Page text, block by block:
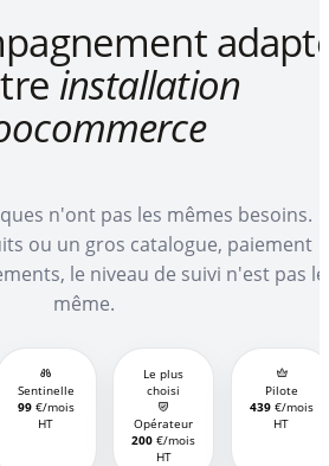
installation
n'ont pas les mêmes besoins.
ou un gros catalogue, paiement
le niveau de suivi n'est pas le
même.
Sentinelle
99€/mois
HT
Le plus
choisi
Opérateur
200 €/mois
HT
Pilote
439€/mois
HT